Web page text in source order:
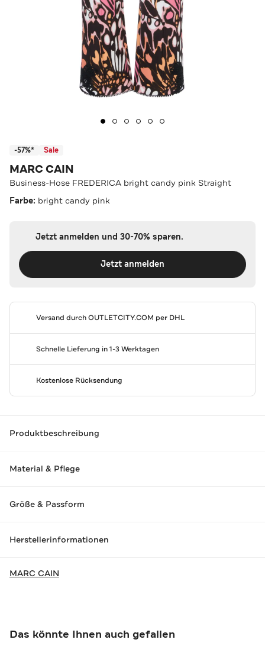
-57%* Sale
MARC CAIN
Business-Hose FREDERICA bright candy pink Straight
Farbe: bright candy pink
Jetzt anmelden und 30-70% sparen.
Jetzt anmelden
Versand durchOUTLETCITY.COM per DHL
Schnelle Lieferung in 1-3 Werktagen
Kostenlose Rücksendung
Produktbeschreibung
Material & Pflege
Größe & Passform
Herstellerinformationen
MARC CAIN
Das könnte Ihnen auch gefallen